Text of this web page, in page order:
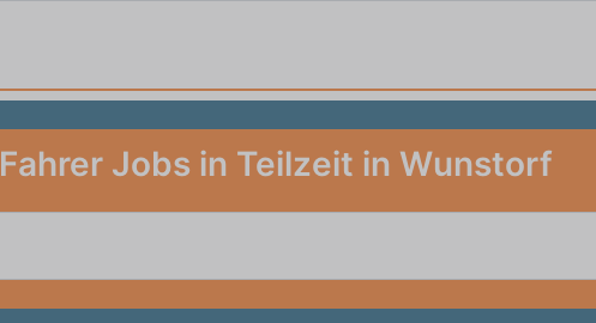
Fahrer Jobs in Teilzeit in Wunstorf